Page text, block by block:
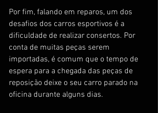
Por fim, falando em reparos, um dos
desafios dos carros esportivos é a
dificuldade de realizar consertos. Por
conta de muitas peças serem
importadas, é comum que o tempo de
espera para a chegada das peças de
reposição deixe o seu carro parado na
oficina durante alguns dias.